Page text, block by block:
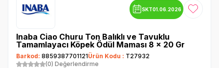
SKT01.06.2026 Favoriye
Inaba Ciao Churu Ton Balıklı ve Tavuklu
Tamamlayacı Köpek Ödül Maması 8 x 20 Gr
Barkod: 8859387701121Ürün Kodu : T27932
(0) Değerlendirme